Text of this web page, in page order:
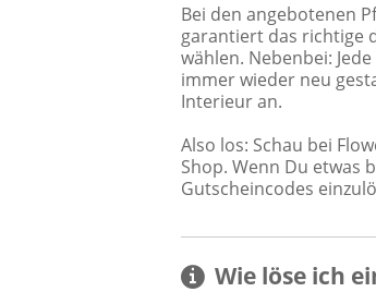
Bei den angebotenen
garantiert das richtige
wählen. Nebenbei:
immer wieder neu
Interieur an.
Also los: Schau bei
Shop. Wenn Du etwas
Gutscheincodes
Wie löse ich